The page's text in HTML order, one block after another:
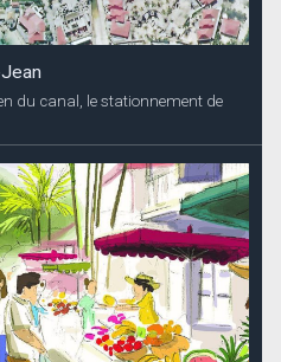
du canal, le stationnement de